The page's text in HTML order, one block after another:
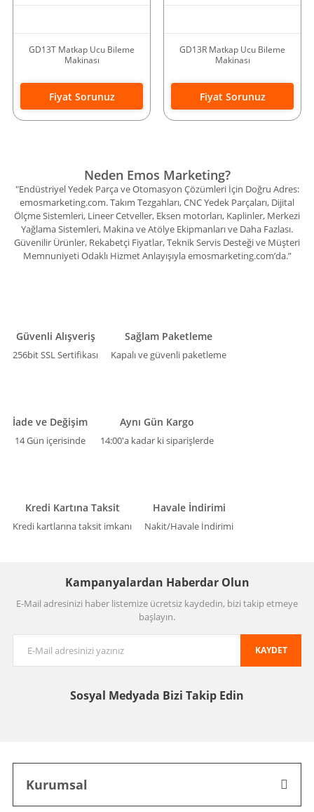
GD13T Matkap Ucu Bileme
Makinası
Fiyat Sorunuz
GD13R Matkap Ucu Bileme
Makinası
Fiyat Sorunuz
Neden Emos Marketing?
"Endüstriyel Yedek Parça ve Otomasyon Çözümleri İçin Doğru Adres:
emosmarketing.com. Takım Tezgahları, CNC Yedek Parçaları, Dijital
Ölçme Sistemleri, Lineer Cetveller, Eksen motorları, Kaplinler, Merkezi
Yağlama Sistemleri, Makina ve Atölye Ekipmanları ve Daha Fazlası.
Güvenilir Ürünler, Rekabetçi Fiyatlar, Teknik Servis Desteği ve Müşteri
Memnuniyeti Odaklı Hizmet Anlayışıyla emosmarketing.com’da.”
Güvenli Alışveriş
256bit SSL Sertifikası
Sağlam Paketleme
Kapalı ve güvenli paketleme
İade ve Değişim
14 Gün içerisinde
Aynı Gün Kargo
14:00'a kadar ki siparişlerde
Kredi Kartına Taksit
Kredi kartlarına taksit imkanı
Havale İndirimi
Nakit/Havale İndirimi
Kampanyalardan Haberdar Olun
E-Mail adresinizi haber listemize ücretsiz kaydedin, bizi takip etmeye
başlayın.
KAYDET
Sosyal Medyada Bizi Takip Edin
Kurumsal